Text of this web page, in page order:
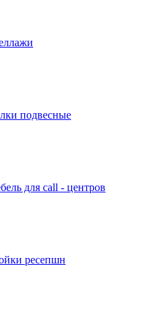
подвесные
для call - центров
ресепшн